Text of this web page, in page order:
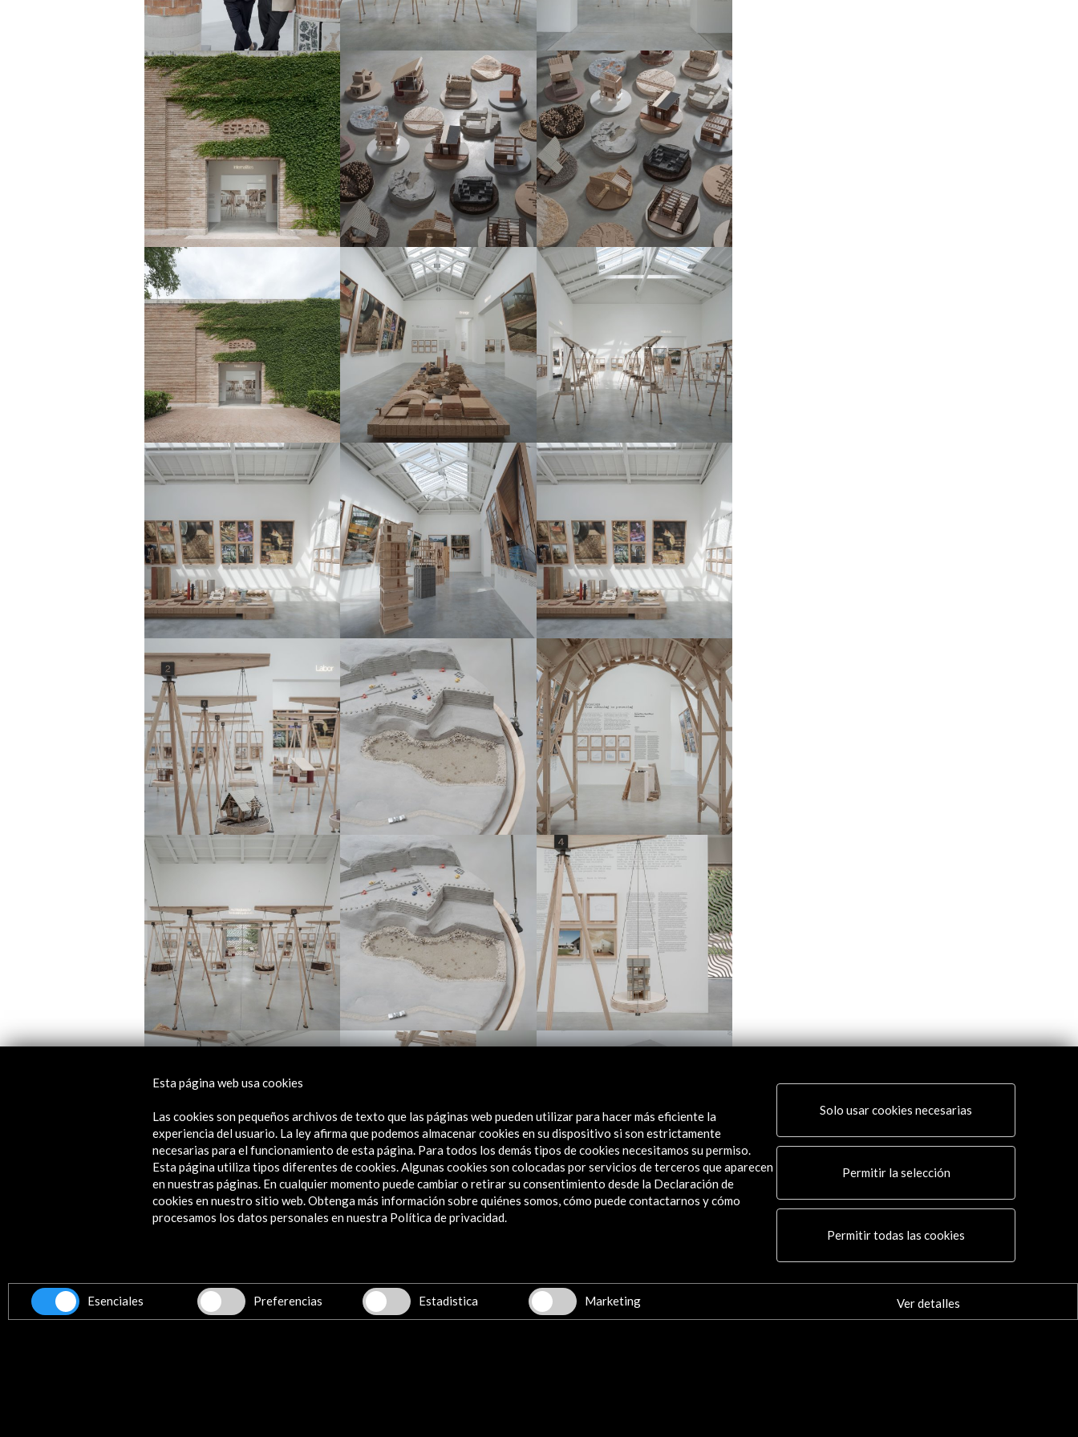
Logos y crédito a AC/E
Contacto
Esta página web usa cookies
Las cookies son pequeños archivos de texto que las páginas web pueden utilizar para hacer más eficiente la
experiencia del usuario. La ley afirma que podemos almacenar cookies en su dispositivo si son estrictamente
necesarias para el funcionamiento de esta página. Para todos los demás tipos de cookies necesitamos su permiso.
Esta página utiliza tipos diferentes de cookies. Algunas cookies son colocadas por servicios de terceros que aparecen
en nuestras páginas. En cualquier momento puede cambiar o retirar su consentimiento desde la Declaración de
cookies en nuestro sitio web. Obtenga más información sobre quiénes somos, cómo puede contactarnos y cómo
procesamos los datos personales en nuestra Política de privacidad.
Solo usar cookies necesarias
Permitir la selección
Permitir todas las cookies
Esenciales Preferencias Estadistica Marketing Ver detalles